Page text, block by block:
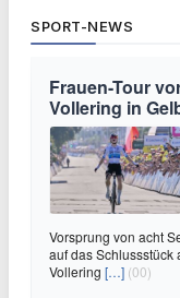
SPORT-NEWS
Frauen-Tour
Vollering in
Vorsprung von acht
auf das Schlussstück
Vollering […] (00)